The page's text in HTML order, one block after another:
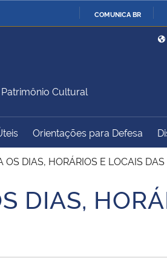
COMUNICA BR
Ministério da Defesa
Ministério do
Desenvolvimento Regional
União
Advocacia-Geral da União Banco
Cultural
Orientações para Defesa
OS DIAS, HORÁRIOS E LOCAIS
DIAS,